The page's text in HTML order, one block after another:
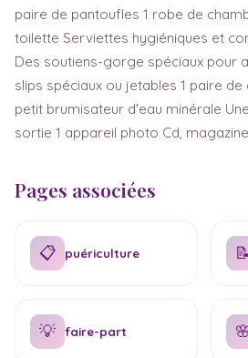
paire de pantoufles 1 robe de
toilette Serviettes hygiéniques et
Des soutiens-gorge spéciaux pour
slips spéciaux ou jetables 1 paire de
petit brumisateur d'eau minérale
sortie 1 appareil photo Cd,
Pages associées
📋 puériculture
💡 faire-part